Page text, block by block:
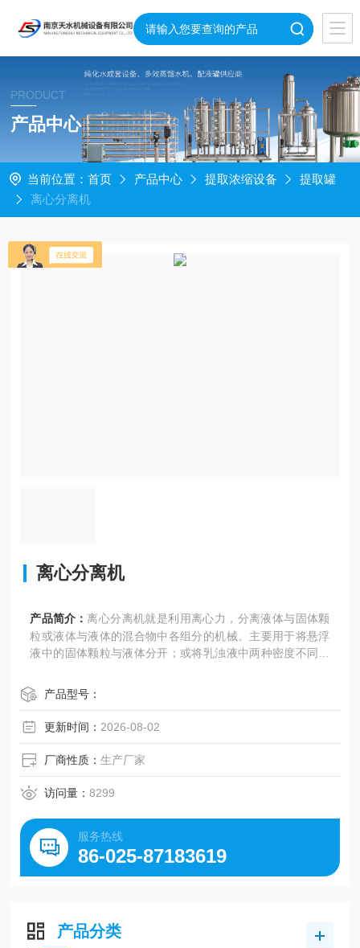
PRODUCT
产品中心
当前位置： 首页 产品中心 提取浓缩设备
提取罐
离心分离机
离心分离机
产品简介：离心分离机就是利用离心力，分离液体与固体颗
粒或液体与液体的混合物中各组分的机械。主要用于将悬浮
液中的固体颗粒与液体分开；或将乳浊液中两种密度不同，
用于排除湿固体中的液体，如用洗衣机甩干湿衣服；特殊的
超速管式分离机还可分离不同密度的气体混合物；利用不同
密度或粒度的固体颗粒在液体中沉降速度不同的特点，有的
还可对固体颗粒按密度或粒度进行分级
产品型号：
更新时间： 2026-08-02
厂商性质：生产厂家
访问量：8299
服务热线
86-025-87183619
产品分类